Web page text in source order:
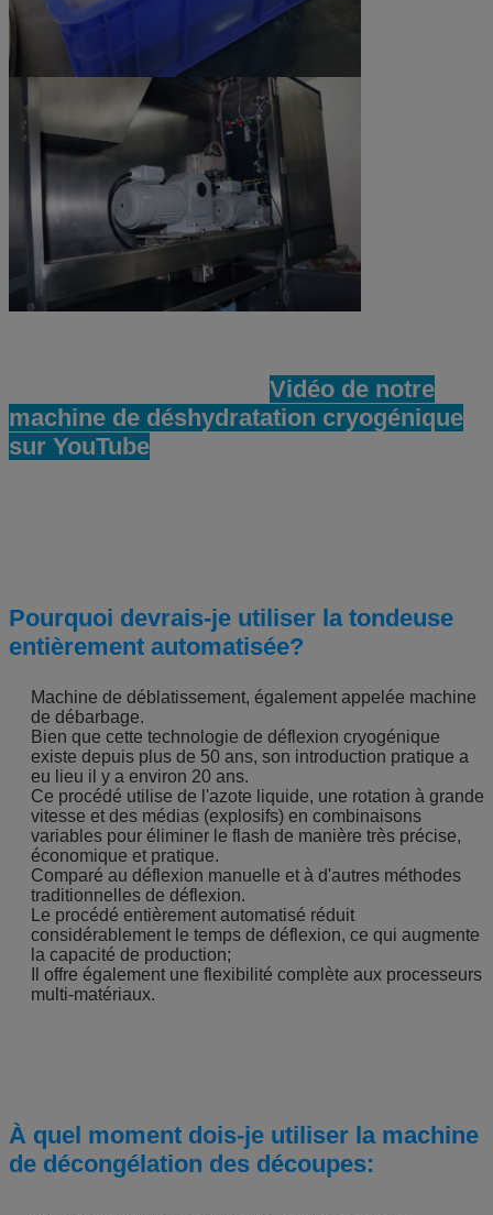
Vidéo de notre
machine de déshydratation cryogénique
sur YouTube
Pourquoi devrais-je utiliser la tondeuse
entièrement automatisée?
Machine de déblatissement, également appelée machine
de débarbage.
Bien que cette technologie de déflexion cryogénique
existe depuis plus de 50 ans, son introduction pratique a
eu lieu il y a environ 20 ans.
Ce procédé utilise de l'azote liquide, une rotation à grande
vitesse et des médias (explosifs) en combinaisons
variables pour éliminer le flash de manière très précise,
économique et pratique.
Comparé au déflexion manuelle et à d'autres méthodes
traditionnelles de déflexion.
Le procédé entièrement automatisé réduit
considérablement le temps de déflexion, ce qui augmente
la capacité de production;
Il offre également une flexibilité complète aux processeurs
multi-matériaux.
À quel moment dois-je utiliser la machine
de décongélation des découpes: